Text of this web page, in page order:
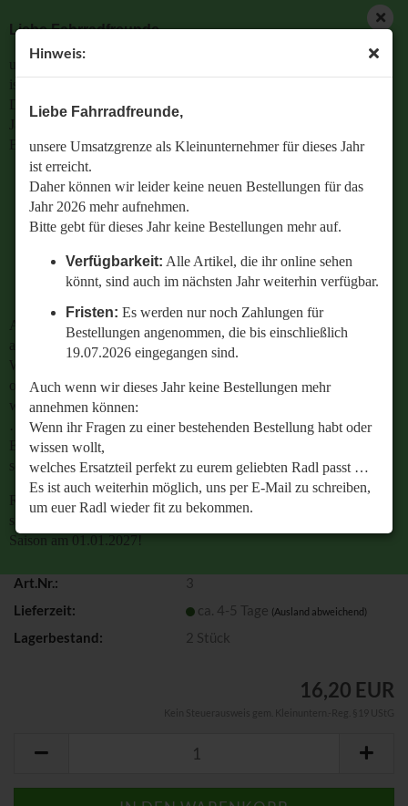
Hinweis:
Liebe Fahrradfreunde,
unsere Umsatzgrenze als Kleinunternehmer für dieses Jahr
ist erreicht.
Daher können wir leider keine neuen Bestellungen für das
Jahr 2026 mehr aufnehmen.
Bitte gebt für dieses Jahr keine Bestellungen mehr auf.
Verfügbarkeit: Alle Artikel, die ihr online sehen
könnt, sind auch im nächsten Jahr weiterhin verfügbar.
Fristen: Es werden nur noch Zahlungen für
Bestellungen angenommen, die bis einschließlich
19.07.2026 eingegangen sind.
Auch wenn wir dieses Jahr keine Bestellungen mehr
annehmen können:
Wenn ihr Fragen zu einer bestehenden Bestellung habt oder
wissen wollt,
welches Ersatzteil perfekt zu eurem geliebten Radl passt …
Es ist auch weiterhin möglich, uns per E-Mail zu schreiben,
um euer Radl wieder fit zu bekommen.
Retrobike wünscht euch eine gesunde Radlzeit und freut
Saison am 01.01.2027!
Liebe Fahrradfreunde,
unsere Umsatzgrenze als Kleinunternehmer für dieses Jahr
ist erreicht.
Daher können wir leider keine neuen Bestellungen für das
Jahr 2026 mehr aufnehmen.
Bitte gebt für dieses Jahr keine Bestellungen mehr auf.
Verfügbarkeit: Alle Artikel, die ihr online sehen
könnt, sind auch im nächsten Jahr weiterhin
verfügbar.
Bestellungen angenommen, die bis einschließlich
19.07.2026 eingegangen sind.
Auch wenn wir dieses Jahr keine Bestellungen mehr
annehmen können:
Wenn ihr Fragen zu einer bestehenden Bestellung habt
oder wissen wollt,
welches Ersatzteil perfekt zu eurem geliebten Radl passt
…
Es ist auch weiterhin möglich, uns per E-Mail zu
schreiben, um euer Radl wieder fit zu bekommen.
Retrobike wünscht euch eine gesunde Radlzeit und freut
sich schon jetzt auf den gemeinsamen Start in die neue
Saison am 01.01.2027!
« Erster « zurück weiter »
Letzter »
113 Artikel in dieser Kategorie
Pentasport Sram P5 S7
Art.Nr.:
3
Lieferzeit:
ca. 4-5 Tage (Ausland abweichend)
Lagerbestand: 2 Stück
16,20 EUR